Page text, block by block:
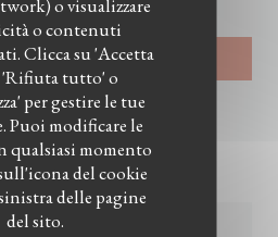
o contenuti
Clicca su 'Accetta
tutto' o
per gestire le tue
Puoi modificare le
qualsiasi momento
del cookie
delle pagine
del sito.
consulta la nostrainformativa sulla privacy